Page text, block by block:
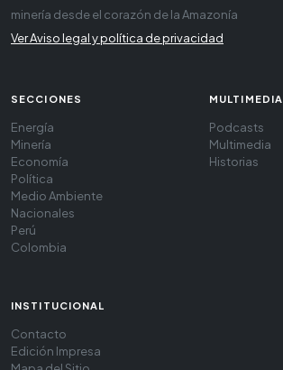
minería desde el corazón de la Amazonía
Ver Aviso legal y política de privacidad
SECCIONES
Energía
Minería
Economía
Política
Medio Ambiente
Nacionales
Perú
Colombia
MULTIMEDIA
Podcasts
Multimedia
Historias
INSTITUCIONAL
Contacto
Edición Impresa